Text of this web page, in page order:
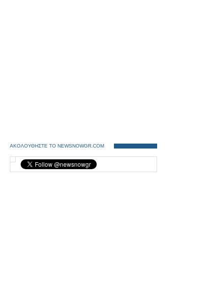
ΑΚΟΛΟΥΘΗΣΤΕ ΤΟ NEWSNOWGR.COM